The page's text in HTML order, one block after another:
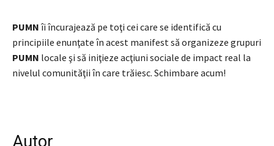
PUMN îi încurajează pe toţi cei care se identifică cu
principiile enunţate în acest manifest să organizeze grupuri
PUMN locale şi să iniţieze acţiuni sociale de impact real la
nivelul comunităţii în care trăiesc. Schimbare acum!
Autor